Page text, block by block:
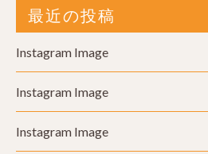
最近の投稿
Instagram Image
Instagram Image
Instagram Image